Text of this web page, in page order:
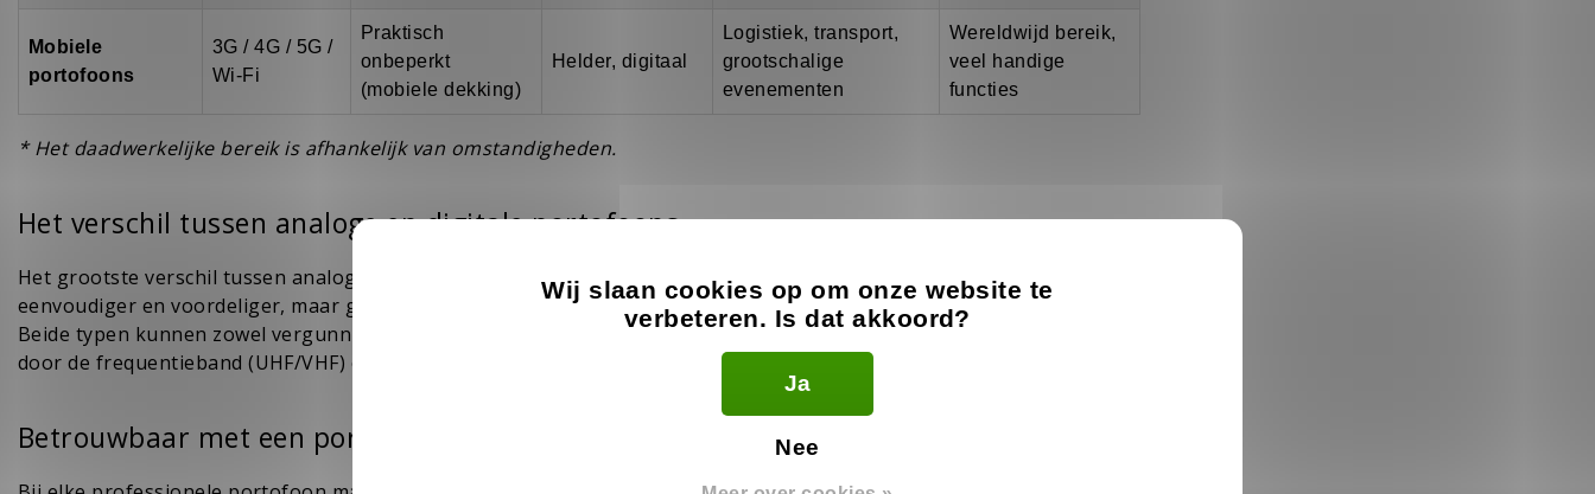
Mobiele
portofoons
3G / 4G / 5G /
Wi-Fi
Praktisch
onbeperkt
(mobiele dekking)
Helder, digitaal
Logistiek, transport,
grootschalige
evenementen
Wereldwijd bereik,
veel handige
functies
* Het daadwerkelijke bereik is afhankelijk van omstandigheden.
Het verschil tussen analoge en digitale portofoons
Het grootste verschil tussen analoge en digitale portofoons zit in de techniek en functionaliteiten. Analoog is
eenvoudiger en voordeliger, maar gevoeliger voor ruis. Digitaal biedt een beter geluid, meer functies en geen ruis.
Beide typen kunnen zowel vergunningsvrij als met vergunning worden gebruikt. Het bereik wordt meer beïnvloed
door de frequentieband (UHF/VHF) en de omgeving dan door het type technologie zelf.
Betrouwbaar met een portofoon communiceren
Wij slaan cookies op om onze website te
verbeteren. Is dat akkoord?
Ja
Nee